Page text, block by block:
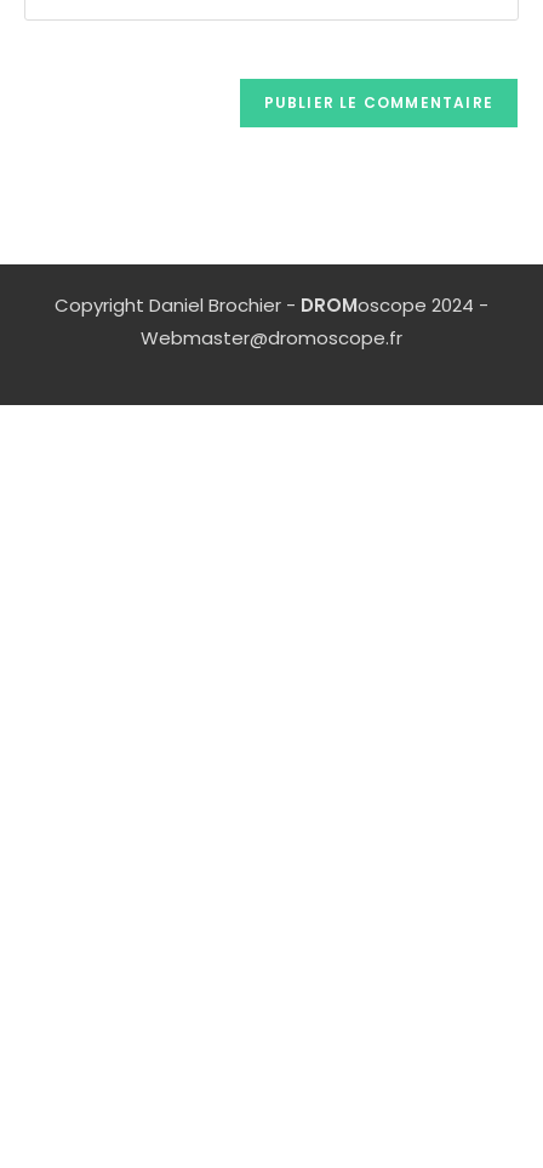
Copyright Daniel Brochier - DROMoscope 2024 -
Webmaster@dromoscope.fr